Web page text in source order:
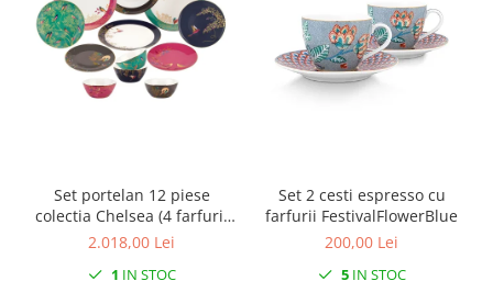
FLOWER FESTIVAL BLUE
FLOWER FESTIVAL RED
LOVE BIRDS
CHIQUE VERDE
Royal White
CHIQUE STRIPES GALBEN
Set portelan 12 piese
colectia Chelsea (4 farfurii
28 cm, 4 farfuri 20 cm si 4
2.018,00 Lei
1 IN STOC
Set 2 cesti espresso cu
farfurii FestivalFlowerBlue
200,00 Lei
5IN STOC